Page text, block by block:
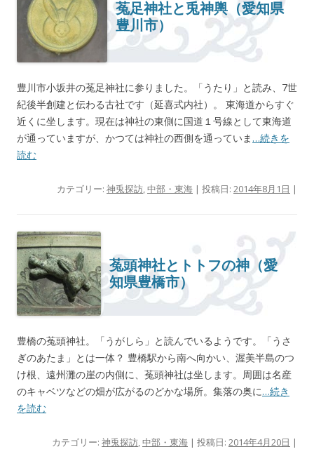
菟足神社と兎神輿（愛知県
豊川市）
豊川市小坂井の菟足神社に参りました。「うたり」と読み、7世
紀後半創建と伝わる古社です（延喜式内社）。 東海道からすぐ
近くに坐します。現在は神社の東側に国道１号線として東海道
が通っていますが、かつては神社の西側を通っていま …続きを
読む
カテゴリー: 神兎探訪,中部・東海 | 投稿日: 2014年8月1日 |
菟頭神社とトトフの神（愛
知県豊橋市）
豊橋の菟頭神社。「うがしら」と読んでいるようです。「うさ
ぎのあたま」とは一体？ 豊橋駅から南へ向かい、渥美半島のつ
け根、遠州灘の崖の内側に、菟頭神社は坐します。周囲は名産
のキャベツなどの畑が広がるのどかな場所。集落の奥に…続き
を読む
カテゴリー: 神兎探訪,中部・東海 | 投稿日: 2014年4月20日 |